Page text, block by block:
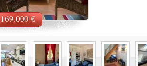
169.000 €